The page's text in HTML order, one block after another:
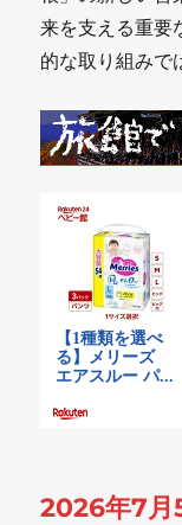
来を支える重要
的な取り組みで
投
2026年7月